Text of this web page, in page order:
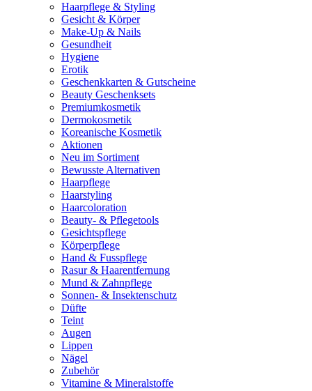
Haarpflege & Styling
Gesicht & Körper
Make-Up & Nails
Gesundheit
Hygiene
Erotik
Geschenkkarten & Gutscheine
Beauty Geschenksets
Premiumkosmetik
Dermokosmetik
Koreanische Kosmetik
Aktionen
Neu im Sortiment
Bewusste Alternativen
Haarpflege
Haarstyling
Haarcoloration
Beauty- & Pflegetools
Gesichtspflege
Körperpflege
Hand & Fusspflege
Rasur & Haarentfernung
Mund & Zahnpflege
Sonnen- & Insektenschutz
Düfte
Teint
Augen
Lippen
Nägel
Zubehör
Vitamine & Mineralstoffe